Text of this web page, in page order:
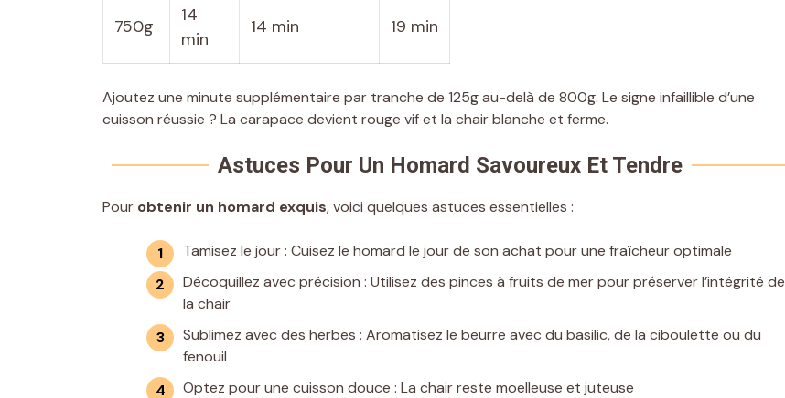
750g
14
min
14 min 19 min
Ajoutez une minute supplémentaire par tranche de 125g au-delà de 800g. Le signe infaillible d’une
cuisson réussie ? La carapace devient rouge vif et la chair blanche et ferme.
Astuces Pour Un Homard Savoureux Et Tendre
Pour obtenir un homard exquis, voici quelques astuces essentielles :
Tamisez le jour : Cuisez le homard le jour de son achat pour une fraîcheur optimale
Décoquillez avec précision : Utilisez des pinces à fruits de mer pour préserver l’intégrité de
la chair
Sublimez avec des herbes : Aromatisez le beurre avec du basilic, de la ciboulette ou du
fenouil
Optez pour une cuisson douce : La chair reste moelleuse et juteuse